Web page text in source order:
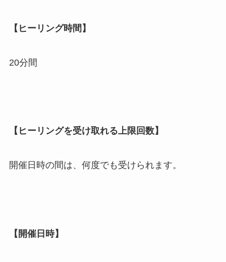
【ヒーリング時間】
20分間
【ヒーリングを受け取れる上限回数】
開催日時の間は、何度でも受けられます。
【開催日時】